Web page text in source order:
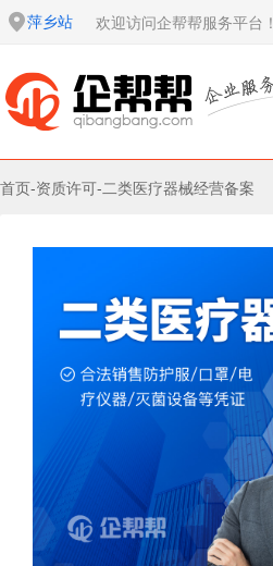
萍乡站 欢迎访问企帮帮服务平台！
首页-资质许可-二类医疗器械经营备案